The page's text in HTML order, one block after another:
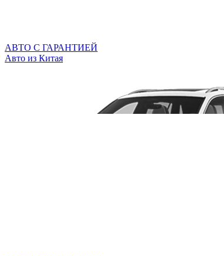
АВТО С ГАРАНТИЕЙ
Авто из Китая